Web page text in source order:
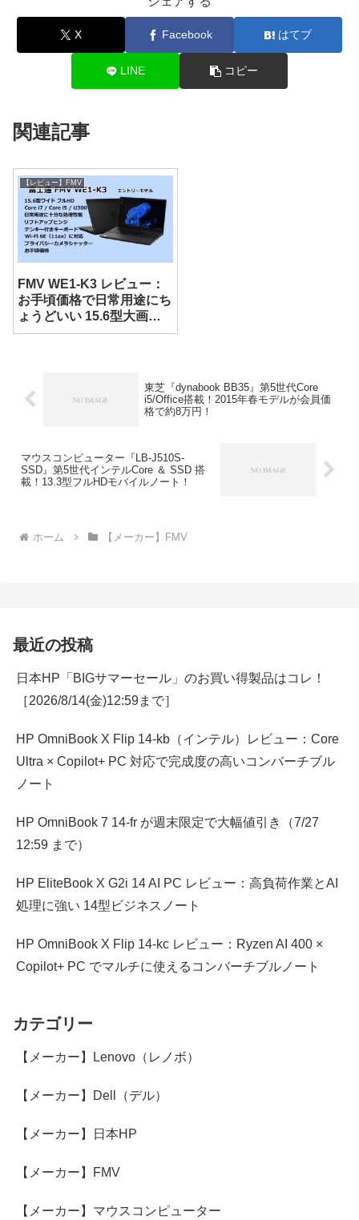
X Facebook はてブ
LINE コピー
関連記事
【レビュー】FMV
FMV WE1-K3 レビュー：
お手頃価格で日常用途にち
ょうどいい 15.6型大画面
ノート
東芝『dynabook BB35』第5世代Core
i5/Office搭載！2015年春モデルが会員価
格で約8万円！
マウスコンピューター『LB-J510S-
SSD』第5世代インテルCore ＆ SSD 搭
載！13.3型フルHDモバイルノート！
ホーム 【メーカー】FMV
最近の投稿
日本HP「BIGサマーセール」のお買い得製品はコレ！
［2026/8/14(金)12:59まで］
HP OmniBook X Flip 14-kb（インテル）レビュー：Core
Ultra × Copilot+ PC 対応で完成度の高いコンバーチブル
ノート
HP OmniBook 7 14-fr が週末限定で大幅値引き（7/27
12:59 まで）
HP EliteBook X G2i 14 AI PC レビュー：高負荷作業とAI
処理に強い 14型ビジネスノート
HP OmniBook X Flip 14-kc レビュー：Ryzen AI 400 ×
Copilot+ PC でマルチに使えるコンバーチブルノート
カテゴリー
【メーカー】Lenovo（レノボ）
【メーカー】Dell（デル）
【メーカー】日本HP
【メーカー】FMV
【メーカー】マウスコンピューター